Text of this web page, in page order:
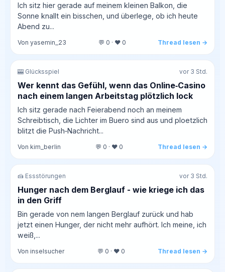
Ich sitz hier gerade auf meinem kleinen Balkon, die
Sonne knallt ein bisschen, und überlege, ob ich heute
Abend zu...
Von yasemin_23 💬 0 · ❤️ 0 Thread lesen →
🎰 Glücksspiel vor 3 Std.
Wer kennt das Gefühl, wenn das Online‑Casino
nach einem langen Arbeitstag plötzlich lock
Ich sitz gerade nach Feierabend noch an meinem
Schreibtisch, die Lichter im Buero sind aus und ploetzlich
blitzt die Push‑Nachricht...
Von kim_berlin 💬 0 · ❤️ 0 Thread lesen →
🍰 Essstörungen vor 3 Std.
Hunger nach dem Berglauf - wie kriege ich das
in den Griff
Bin gerade von nem langen Berglauf zurück und hab
jetzt einen Hunger, der nicht mehr aufhört. Ich meine, ich
weiß,...
Von inselsucher 💬 0 · ❤️ 0 Thread lesen →